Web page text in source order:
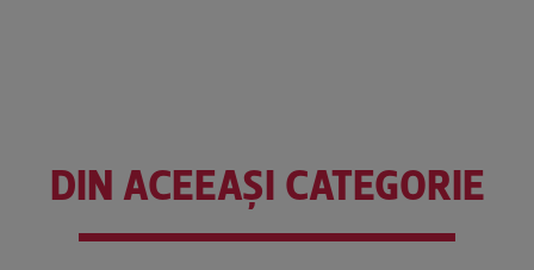
DIN ACEEAȘI CATEGORIE